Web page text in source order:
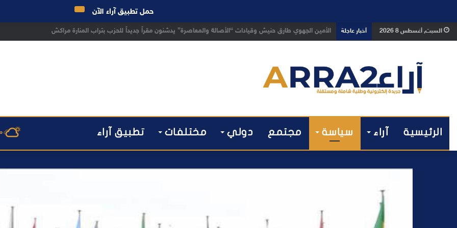
السبت, أغسطس 8 2026 أخبار عاجلة بعد تداول فيديو يوثق العملية.. أمن مراكش يطيح بقاصر مشتبه في تورطه في سرقة مسلحة..
الرئيسية آراء سياسة مجتمع دولي مختلفات تطبيق آراء
حمل تطبيق آراء الآن